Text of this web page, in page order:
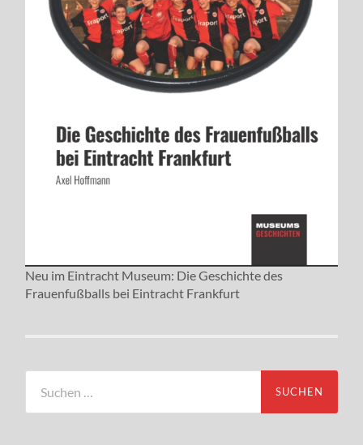
Neu im Eintracht Museum: Die Geschichte des
Frauenfußballs bei Eintracht Frankfurt
nach: